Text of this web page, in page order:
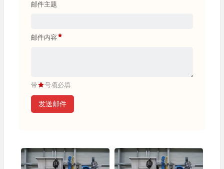
邮件主题
邮件内容
带 号项必填
发送邮件